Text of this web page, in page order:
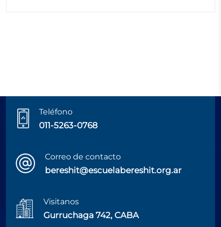
Teléfono
011-5263-0768
Correo de contacto
bereshit@escuelabereshit.org.ar
Visitanos
Gurruchaga 742, CABA